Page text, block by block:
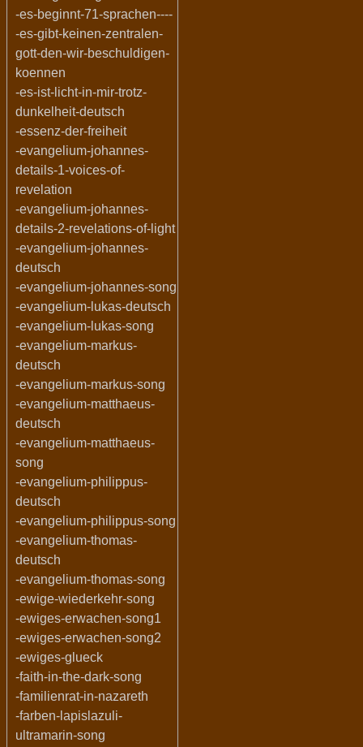
-es-beginnt-71-sprachen----
-es-gibt-keinen-zentralen-
gott-den-wir-beschuldigen-
koennen
-es-ist-licht-in-mir-trotz-
dunkelheit-deutsch
-essenz-der-freiheit
-evangelium-johannes-
details-1-voices-of-
revelation
-evangelium-johannes-
details-2-revelations-of-light
-evangelium-johannes-
deutsch
-evangelium-johannes-song
-evangelium-lukas-deutsch
-evangelium-lukas-song
-evangelium-markus-
deutsch
-evangelium-markus-song
-evangelium-matthaeus-
deutsch
-evangelium-matthaeus-
song
-evangelium-philippus-
deutsch
-evangelium-philippus-song
-evangelium-thomas-
deutsch
-evangelium-thomas-song
-ewige-wiederkehr-song
-ewiges-erwachen-song1
-ewiges-erwachen-song2
-ewiges-glueck
-faith-in-the-dark-song
-familienrat-in-nazareth
-farben-lapislazuli-
ultramarin-song